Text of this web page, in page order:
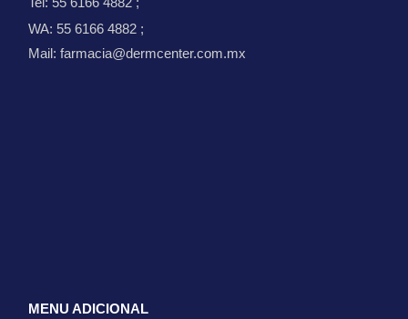
WA: 55 6166 4882 ;
Mail: farmacia@dermcenter.com.mx
MENU ADICIONAL